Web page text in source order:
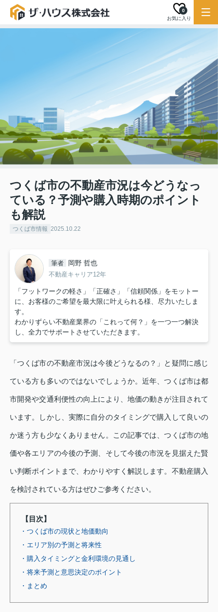
お気に入り
0
つくば市の不動産市況は今どうなっ
ている？予測や購入時期のポイント
も解説
つくば市情報 2025.10.22
筆者 岡野 哲也
不動産キャリア12年
「フットワークの軽さ」「正確さ」「信頼関係」をモットー
に、お客様のご希望を最大限に叶えられる様、尽力いたしま
す。
わかりずらい不動産業界の「これって何？」を一つ一つ解決
し、全力でサポートさせていただきます。
「つくば市の不動産市況は今後どうなるの？」と疑問に感じ
ている方も多いのではないでしょうか。近年、つくば市は都
市開発や交通利便性の向上により、地価の動きが注目されて
います。しかし、実際に自分のタイミングで購入して良いの
か迷う方も少なくありません。この記事では、つくば市の地
価や各エリアの今後の予測、そして今後の市況を見据えた賢
い判断ポイントまで、わかりやすく解説します。不動産購入
を検討されている方はぜひご参考ください。
【目次】
・つくば市の現状と地価動向
・エリア別の予測と将来性
・購入タイミングと金利環境の見通し
・将来予測と意思決定のポイント
・まとめ